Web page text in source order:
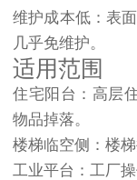
维护成本低：表
几乎免维护。
适用范围
住宅阳台： 高层
物品掉落。
楼梯临空侧： 楼
工业平台： 工厂